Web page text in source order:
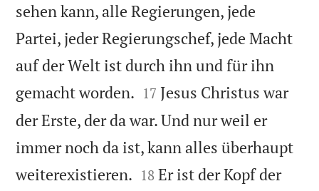
sehen kann, alle Regierungen, jede
Partei, jeder Regierungschef, jede Macht
auf der Welt ist durch ihn und für ihn
gemacht worden. 

17 Jesus Christus war
der Erste, der da war. Und nur weil er
immer noch da ist, kann alles überhaupt
weiterexistieren. 

18 Er ist der Kopf der